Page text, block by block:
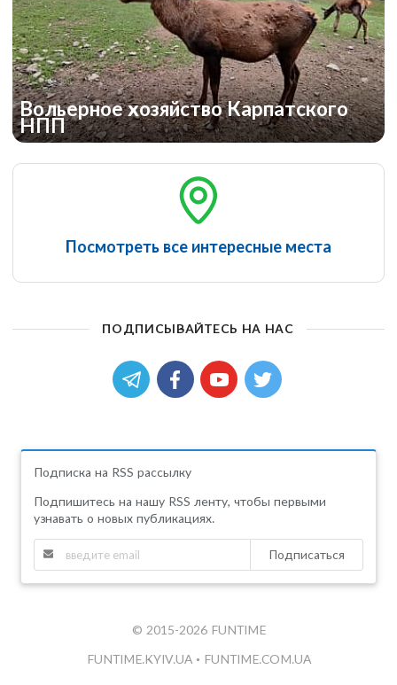
Вольерное хозяйство Карпатского
НПП
Посмотреть все интересные места
ПОДПИСЫВАЙТЕСЬ НА НАС
Подписка на RSS рассылку
Подпишитесь на нашу RSS ленту, чтобы первыми
узнавать о новых публикациях.
Подписаться
© 2015-2026 FUNTIME
FUNTIME.KYIV.UA • FUNTIME.COM.UA